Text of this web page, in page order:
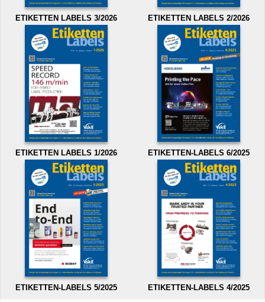
ETIKETTEN LABELS 3/2026 ETIKETTEN LABELS 2/2026
ETIKETTEN LABELS 1/2026 ETIKETTEN-LABELS 6/2025
ETIKETTEN-LABELS 5/2025 ETIKETTEN-LABELS 4/2025